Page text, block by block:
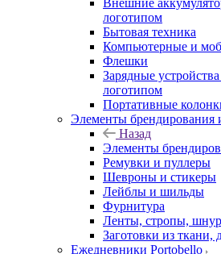
Внешние
логотипом
Бытовая техника
Компьютерные и
Флешки
Зарядные
логотипом
Портативные
Элементы брендирования
Назад
Элементы
Ремувки и пуллеры
Шевроны и стикеры
Лейблы и шильды
Фурнитура
Ленты, стропы,
Заготовки из ткани,
Ежедневники Portobello